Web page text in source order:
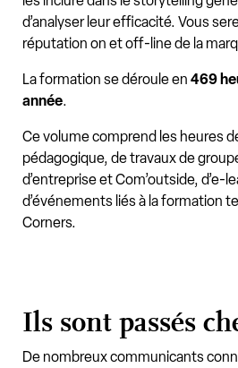
d’analyser leur efficacité. Vous
réputation on et off-line de la
La formation se déroule en 469
année.
Ce volume comprend les heures
pédagogique, de travaux de
d’entreprise et Com’outside, d’e-
d’événements liés à la formation
Corners.
Ils sont passés
De nombreux communicants